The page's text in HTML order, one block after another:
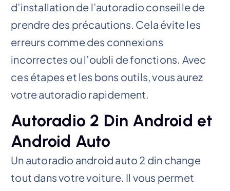
d’installation de l’autoradio conseille de
prendre des précautions. Cela évite les
erreurs comme des connexions
incorrectes ou l’oubli de fonctions. Avec
ces étapes et les bons outils, vous aurez
votre autoradio rapidement.
Autoradio 2 Din Android et
Android Auto
Un autoradio android auto 2 din change
tout dans votre voiture. Il vous permet